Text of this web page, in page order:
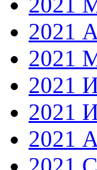
2021
2021
2021
2021
2021